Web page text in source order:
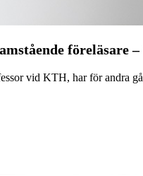
föreläsare –
vid KTH, har för andra